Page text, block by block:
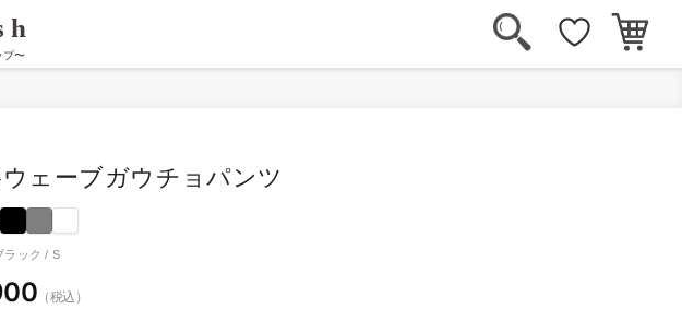
プ〜
ェーブガウチョパンツ
ラック / S
（税込）